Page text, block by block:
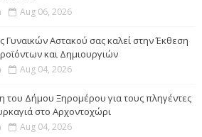
Aug 06, 2026
Γυναικών Αστακού σας καλεί στην Έκθεση
και Δημιουργιών
Aug 04, 2026
του Δήμου Ξηρομέρου για τους πληγέντες
στο Αρχοντοχώρι
Aug 04, 2026